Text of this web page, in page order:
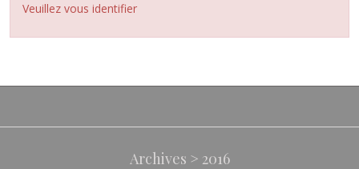
Veuillez vous identifier
Archives > 2016